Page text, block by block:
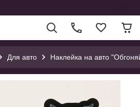
Для авто Наклейка на авто